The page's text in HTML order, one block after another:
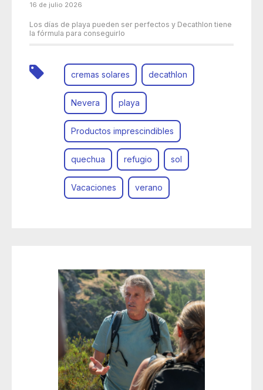
16 de julio 2026
Los días de playa pueden ser perfectos y Decathlon tiene
la fórmula para conseguirlo
cremas solares decathlon
Nevera playa
Productos imprescindibles
quechua refugio sol
Vacaciones verano